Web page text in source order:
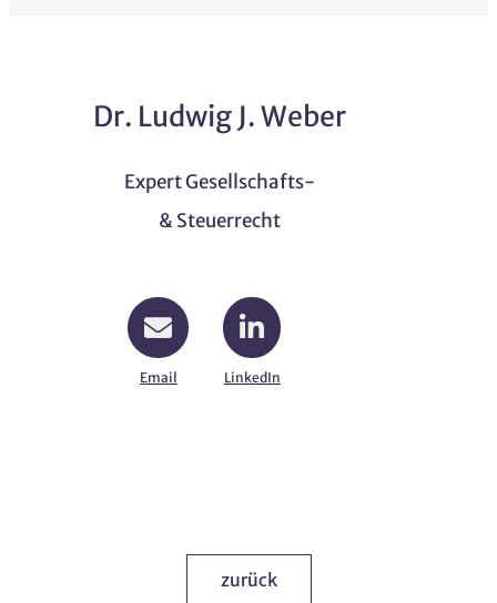
Dr. Ludwig J. Weber
Expert Gesellschafts-
& Steuerrecht
Email LinkedIn
zurück